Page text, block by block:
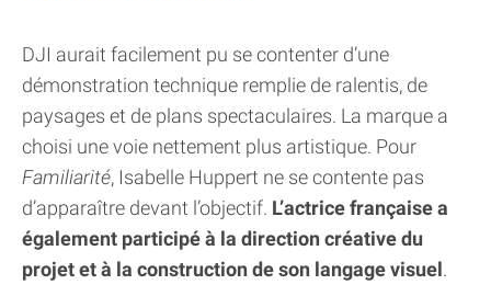
DJI aurait facilement pu se contenter d’une
démonstration technique remplie de ralentis, de
paysages et de plans spectaculaires. La marque a
choisi une voie nettement plus artistique. Pour
Familiarité, Isabelle Huppert ne se contente pas
d’apparaître devant l’objectif. L’actrice française a
également participé à la direction créative du
projet et à la construction de son langage visuel.